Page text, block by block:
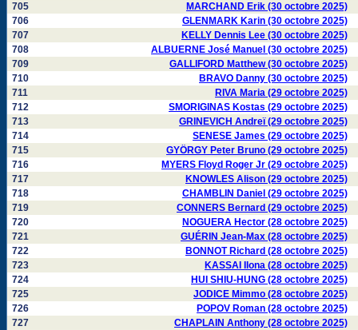
705
MARCHAND Erik (30 octobre 2025)
706
GLENMARK Karin (30 octobre 2025)
707
KELLY Dennis Lee (30 octobre 2025)
708
ALBUERNE José Manuel (30 octobre 2025)
709
GALLIFORD Matthew (30 octobre 2025)
710
BRAVO Danny (30 octobre 2025)
711
RIVA Maria (29 octobre 2025)
712
SMORIGINAS Kostas (29 octobre 2025)
713
GRINEVICH Andreï (29 octobre 2025)
714
SENESE James (29 octobre 2025)
715
GYÖRGY Peter Bruno (29 octobre 2025)
716
MYERS Floyd Roger Jr (29 octobre 2025)
717
KNOWLES Alison (29 octobre 2025)
718
CHAMBLIN Daniel (29 octobre 2025)
719
CONNERS Bernard (29 octobre 2025)
720
NOGUERA Hector (28 octobre 2025)
721
GUÉRIN Jean-Max (28 octobre 2025)
722
BONNOT Richard (28 octobre 2025)
723
KASSAI Ilona (28 octobre 2025)
724
HUI SHIU-HUNG (28 octobre 2025)
725
JODICE Mimmo (28 octobre 2025)
726
POPOV Roman (28 octobre 2025)
727
CHAPLAIN Anthony (28 octobre 2025)